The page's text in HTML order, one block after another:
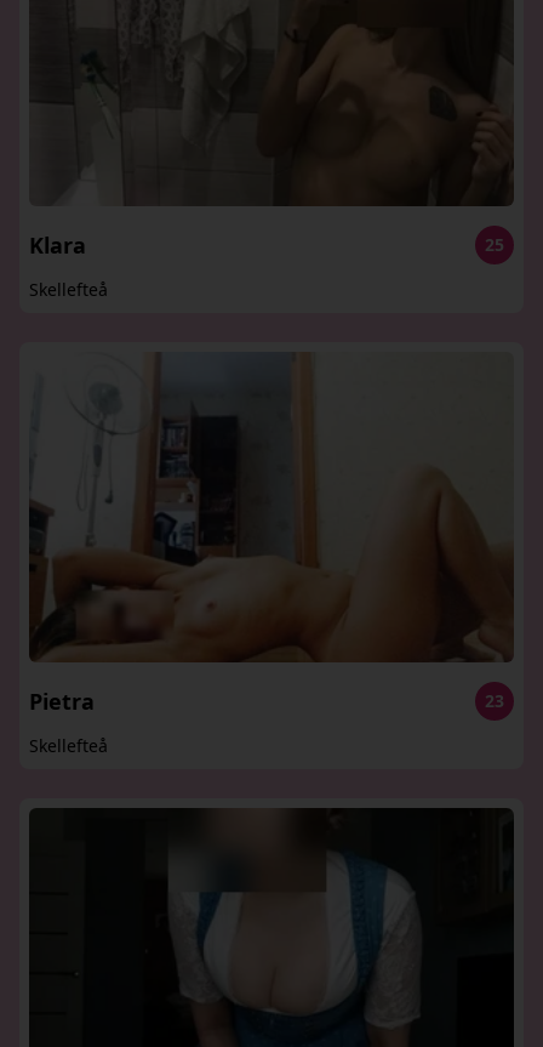
Klara
25
Skellefteå
Pietra
23
Skellefteå